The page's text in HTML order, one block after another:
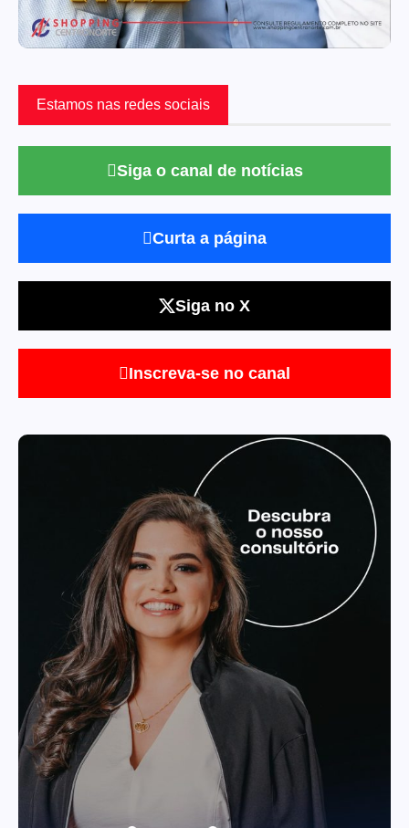
Estamos nas redes sociais
Siga o canal de notícias
Curta a página
Siga no X
Inscreva-se no canal